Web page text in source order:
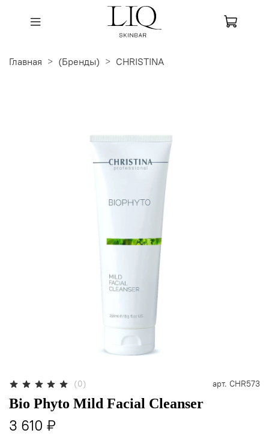
Главная (Бренды) CHRISTINA
(0) арт. CHR573
Bio Phyto Mild Facial Cleanser
3 610 ₽